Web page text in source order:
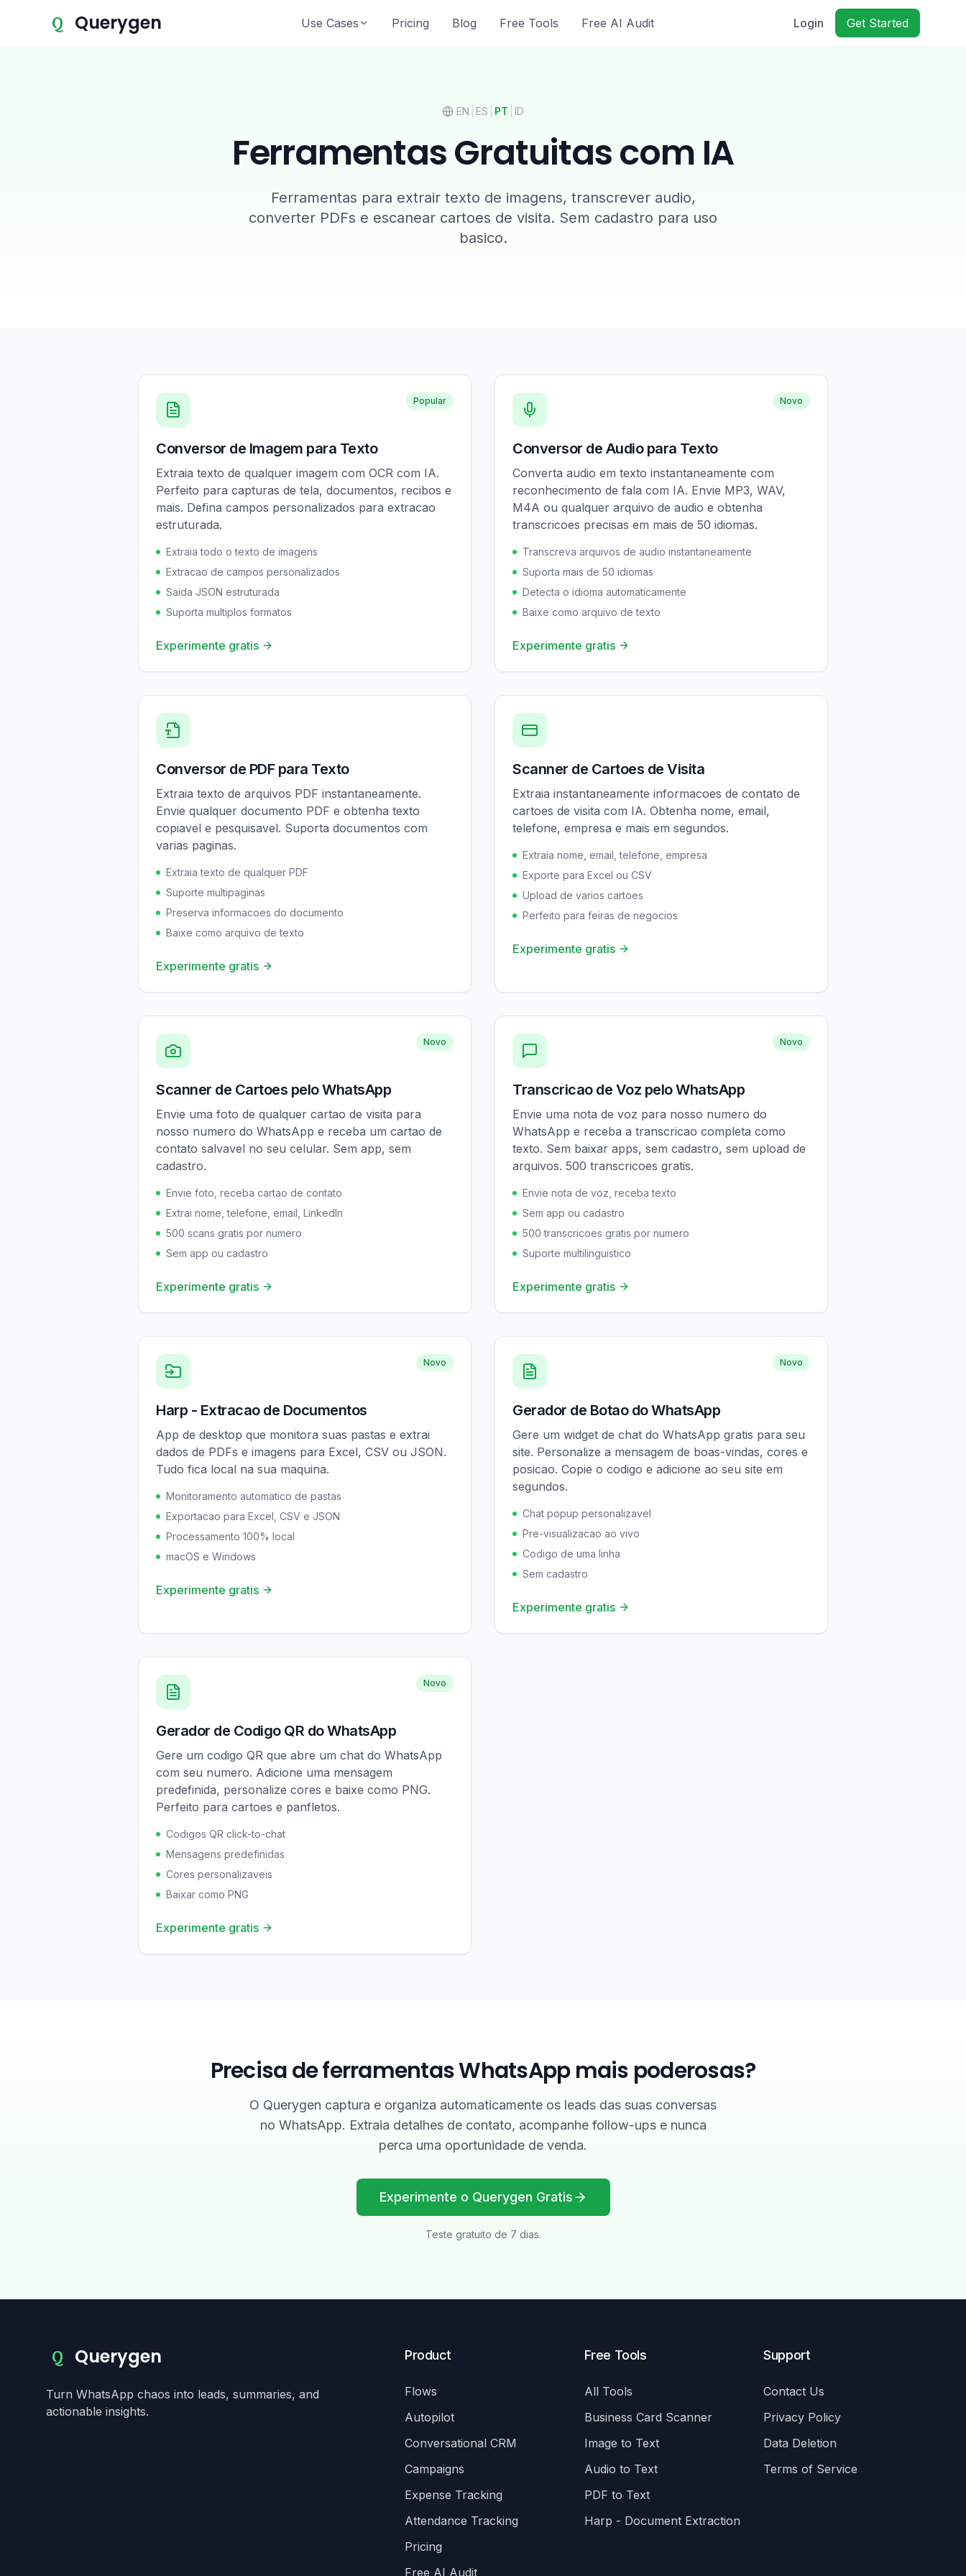
Q Querygen Use Cases Pricing Blog Free Tools Free AI Audit Login Get Started
EN ES PT ID
Ferramentas Gratuitas com IA
Ferramentas para extrair texto de imagens, transcrever audio,
converter PDFs e escanear cartoes de visita. Sem cadastro para uso
basico.
Popular
Conversor de Imagem para Texto
Extraia texto de qualquer imagem com OCR com IA.
Perfeito para capturas de tela, documentos, recibos e
mais. Defina campos personalizados para extracao
estruturada.
Extraia todo o texto de imagens
Extracao de campos personalizados
Saida JSON estruturada
Suporta multiplos formatos
Experimente gratis
Novo
Conversor de Audio para Texto
Converta audio em texto instantaneamente com
reconhecimento de fala com IA. Envie MP3, WAV,
M4A ou qualquer arquivo de audio e obtenha
transcricoes precisas em mais de 50 idiomas.
Transcreva arquivos de audio instantaneamente
Suporta mais de 50 idiomas
Detecta o idioma automaticamente
Baixe como arquivo de texto
Experimente gratis
Conversor de PDF para Texto
Extraia texto de arquivos PDF instantaneamente.
Envie qualquer documento PDF e obtenha texto
copiavel e pesquisavel. Suporta documentos com
varias paginas.
Extraia texto de qualquer PDF
Suporte multipaginas
Preserva informacoes do documento
Baixe como arquivo de texto
Experimente gratis
Scanner de Cartoes de Visita
Extraia instantaneamente informacoes de contato de
cartoes de visita com IA. Obtenha nome, email,
telefone, empresa e mais em segundos.
Extraia nome, email, telefone, empresa
Exporte para Excel ou CSV
Upload de varios cartoes
Perfeito para feiras de negocios
Experimente gratis
Novo
Scanner de Cartoes pelo WhatsApp
Envie uma foto de qualquer cartao de visita para
nosso numero do WhatsApp e receba um cartao de
contato salvavel no seu celular. Sem app, sem
cadastro.
Envie foto, receba cartao de contato
Extrai nome, telefone, email, LinkedIn
500 scans gratis por numero
Sem app ou cadastro
Experimente gratis
Novo
Transcricao de Voz pelo WhatsApp
Envie uma nota de voz para nosso numero do
WhatsApp e receba a transcricao completa como
texto. Sem baixar apps, sem cadastro, sem upload de
arquivos. 500 transcricoes gratis.
Envie nota de voz, receba texto
Sem app ou cadastro
500 transcricoes gratis por numero
Suporte multilinguistico
Experimente gratis
Novo
Harp - Extracao de Documentos
App de desktop que monitora suas pastas e extrai
dados de PDFs e imagens para Excel, CSV ou JSON.
Tudo fica local na sua maquina.
Monitoramento automatico de pastas
Exportacao para Excel, CSV e JSON
Processamento 100% local
macOS e Windows
Experimente gratis
Novo
Gerador de Botao do WhatsApp
Gere um widget de chat do WhatsApp gratis para seu
site. Personalize a mensagem de boas-vindas, cores e
posicao. Copie o codigo e adicione ao seu site em
segundos.
Chat popup personalizavel
Pre-visualizacao ao vivo
Codigo de uma linha
Sem cadastro
Experimente gratis
Novo
Gerador de Codigo QR do WhatsApp
Gere um codigo QR que abre um chat do WhatsApp
com seu numero. Adicione uma mensagem
predefinida, personalize cores e baixe como PNG.
Perfeito para cartoes e panfletos.
Codigos QR click-to-chat
Mensagens predefinidas
Cores personalizaveis
Baixar como PNG
Experimente gratis
Precisa de ferramentas WhatsApp mais poderosas?
O Querygen captura e organiza automaticamente os leads das suas conversas
no WhatsApp. Extraia detalhes de contato, acompanhe follow-ups e nunca
perca uma oportunidade de venda.
Experimente o Querygen Gratis
Teste gratuito de 7 dias.
Q Querygen
Turn WhatsApp chaos into leads, summaries, and
actionable insights.
Product
Flows
Autopilot
Conversational CRM
Campaigns
Expense Tracking
Attendance Tracking
Pricing
Free AI Audit
Free Tools
All Tools
Business Card Scanner
Image to Text
Audio to Text
PDF to Text
Harp - Document Extraction
Support
Contact Us
Privacy Policy
Data Deletion
Terms of Service